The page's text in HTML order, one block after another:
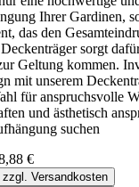
Ihrer Gardinen,
das den
sorgt
Geltung kommen.
mit unserem
für anspruchsvolle
und ästhetisch
suchen
€
Versandkosten